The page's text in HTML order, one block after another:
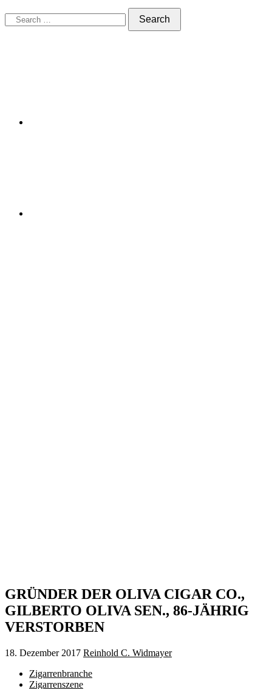
GRÜNDER DER OLIVA CIGAR CO.,
GILBERTO OLIVA SEN., 86-JÄHRIG
VERSTORBEN
18. Dezember 2017 Reinhold C. Widmayer
Zigarrenbranche
Zigarrenszene